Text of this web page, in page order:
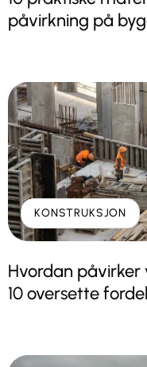
påvirkning på
KONSTRUKSJON
Hvordan
10 oversette